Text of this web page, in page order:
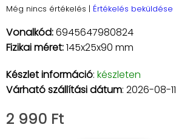
Még nincs értékelés | Értékelés beküldése
Vonalkód:6945647980824
Fizikai méret:145x25x90 mm
Készlet információ: készleten
Várható szállítási dátum: 2026-08-11
2 990 Ft